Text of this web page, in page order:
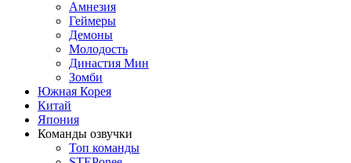
Амнезия
Геймеры
Демоны
Молодость
Династия Мин
Зомби
Южная Корея
Китай
Япония
Команды озвучки
Топ команды